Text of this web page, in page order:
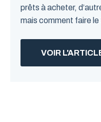
prêts à acheter,
mais comment faire le
VOIR